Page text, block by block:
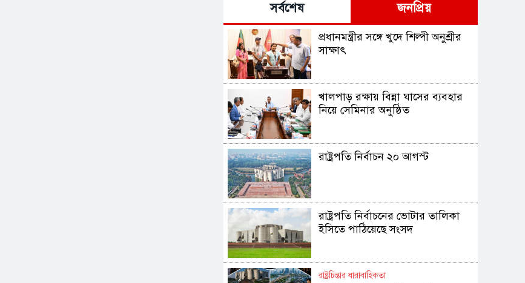
সর্বশেষ জনপ্রিয়
প্রধানমন্ত্রীর সঙ্গে খুদে শিল্পী অনুশ্রীর
সাক্ষাৎ
খালপাড় রক্ষায় বিন্না ঘাসের ব্যবহার
নিয়ে সেমিনার অনুষ্ঠিত
রাষ্ট্রপতি নির্বাচন ২০ আগস্ট
রাষ্ট্রপতি নির্বাচনের ভোটার তালিকা
ইসিতে পাঠিয়েছে সংসদ
রাষ্ট্রচিন্তার ধারাবাহিকতা